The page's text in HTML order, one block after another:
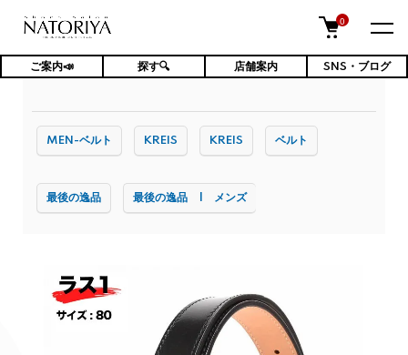
0
ご案内📣 探す🔍 店舗案内 SNS・ブログ
TOP ファッション小物・雑貨 ベルト
MEN-ベルト KREIS KREIS ベルト
最後の逸品 最後の逸品 | メンズ